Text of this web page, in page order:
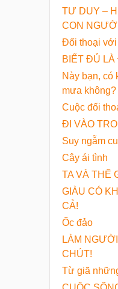
TƯ DUY –
CON
Đối thoại với
BIẾT ĐỦ LÀ
Này bạn, có
mưa không?
Cuộc đối
ĐI VÀO TRO
Suy ngẫm
Cây ái tình
TA VÀ THẾ
GIÀU CÓ
CẢ!
Ốc đảo
LÀM
CHÚT!
Từ giã